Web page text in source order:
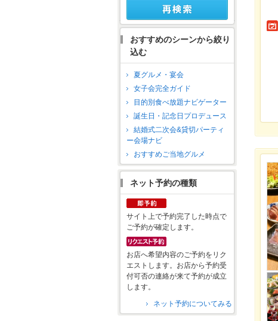
おすすめのシーンから絞り
込む
夏グルメ・宴会
女子会完全ガイド
目的別食べ放題ナビゲーター
誕生日・記念日プロデュース
結婚式二次会&貸切パーティ
ー会場ナビ
おすすめご当地グルメ
ネット予約の種類
サイト上で予約完了した時点で
ご予約が確定します。
お店へ希望内容のご予約をリク
エストします。お店から予約受
付可否の連絡が来て予約が成立
します。
ネット予約についてみる